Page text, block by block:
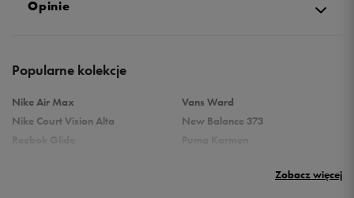
Opinie
Popularne kolekcje
Nike Air Max
Nike Court Vision Alta
Vans Ward
New Balance 373
Zobacz więcej